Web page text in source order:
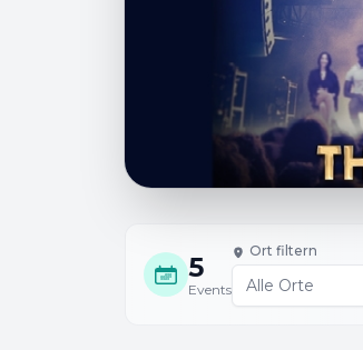
5
Events
Ort filtern